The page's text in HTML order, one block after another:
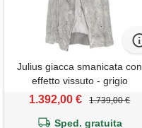
Julius giacca smanicata con
effetto vissuto - grigio
1.392,00 € 1.739,00 €
Sped. gratuita